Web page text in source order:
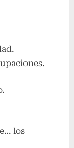
los